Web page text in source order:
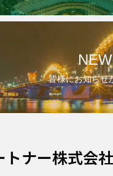
皆様にお知らせ
トナー株式会社